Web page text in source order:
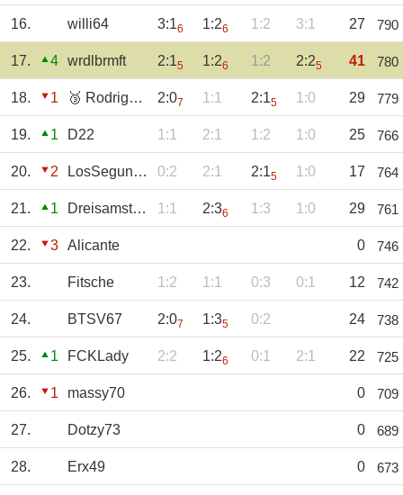
16. willi64 3:16 1:26 1:2 3:1 27 790
17. 4 wrdlbrmft 2:15 1:26 1:2 2:25 41 780
18. 1 🥉 Rodriguez 2:07 1:1 2:15 1:0 29 779
19. 1 D22 1:1 2:1 1:2 1:0 25 766
20. 2 LosSegundaSeñor 0:2 2:1 2:15 1:0 17 764
21. 1 Dreisamstrand 1:1 2:36 1:3 1:0 29 761
22. 3 Alicante 0 746
23. Fitsche 1:2 1:1 0:3 0:1 12 742
24. BTSV67 2:07 1:35 0:2 24 738
25. 1 FCKLady 2:2 1:26 0:1 2:1 22 725
26. 1 massy70 0 709
27. Dotzy73 0 689
28. Erx49 0 673